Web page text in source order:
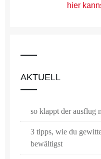
hier
AKTUELL
so klappt der ausflug
3 tipps, wie du
bewältigst